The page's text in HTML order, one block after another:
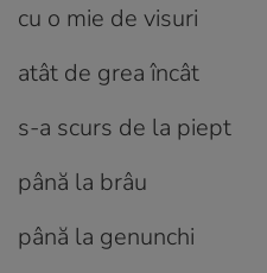
cu o mie de visuri
atât de grea încât
s-a scurs de la piept
până la brâu
până la genunchi